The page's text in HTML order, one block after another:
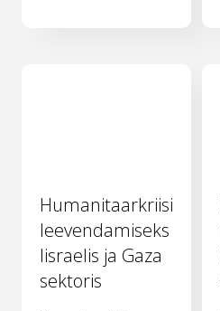
Humanitaarkriisi
leevendamiseks
Iisraelis ja Gaza
sektoris